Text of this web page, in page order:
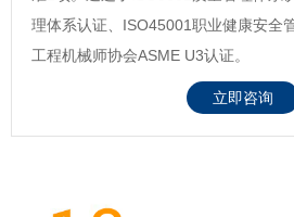
理体系认证、ISO45001职业健康安全
工程机械师协会ASME U3认证。
立即咨询